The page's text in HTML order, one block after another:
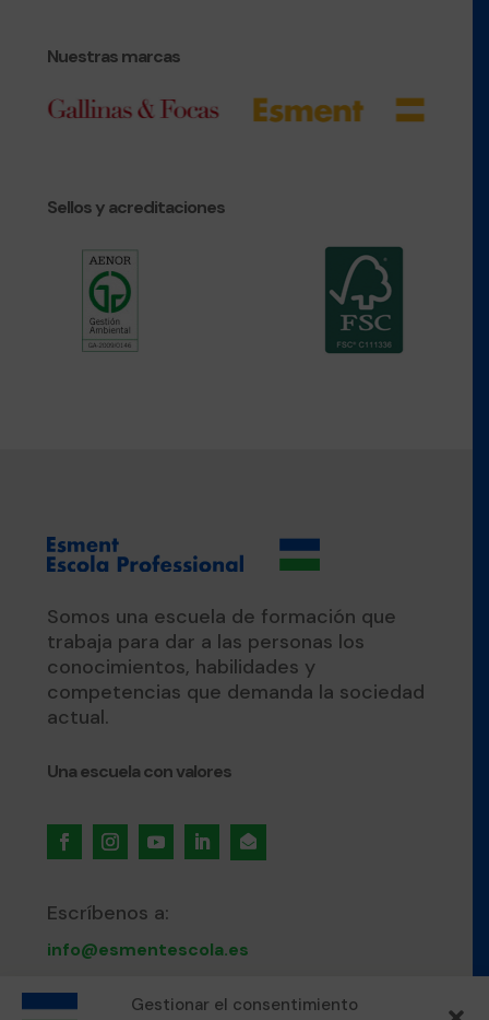
Gestionar el consentimiento
Nuestras marcas
Sellos y acreditaciones
Somos una escuela de formación que
trabaja para dar a las personas los
conocimientos, habilidades y
competencias que demanda la sociedad
actual.
Una escuela con valores

Escríbenos a:
info@esmentescola.es
Llámanos al: